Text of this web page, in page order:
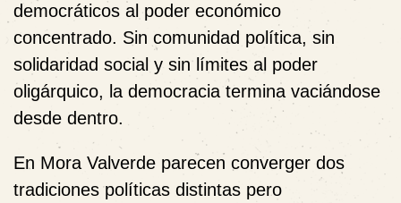
democráticos al poder económico
concentrado. Sin comunidad política, sin
solidaridad social y sin límites al poder
oligárquico, la democracia termina vaciándose
desde dentro.
En Mora Valverde parecen converger dos
tradiciones políticas distintas pero